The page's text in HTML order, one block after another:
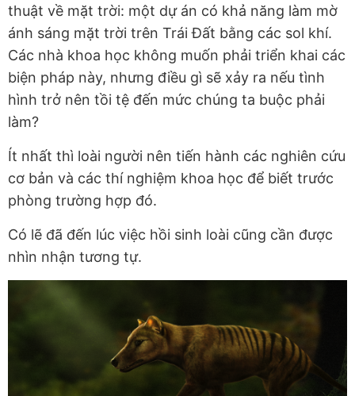
thuật về mặt trời: một dự án có khả năng làm mờ
ánh sáng mặt trời trên Trái Đất bằng các sol khí.
Các nhà khoa học không muốn phải triển khai các
biện pháp này, nhưng điều gì sẽ xảy ra nếu tình
hình trở nên tồi tệ đến mức chúng ta buộc phải
làm?
Ít nhất thì loài người nên tiến hành các nghiên cứu
cơ bản và các thí nghiệm khoa học để biết trước
phòng trường hợp đó.
Có lẽ đã đến lúc việc hồi sinh loài cũng cần được
nhìn nhận tương tự.